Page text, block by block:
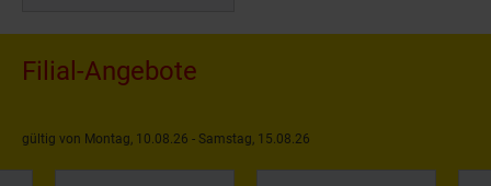
Filial-Angebote
gültig von Montag, 10.08.26 - Samstag, 15.08.26